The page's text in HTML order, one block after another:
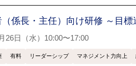
係長・主任）向け研修 ～目
26日（水）10:00〜17:00
有料 リーダーシップ マネジメント力向上